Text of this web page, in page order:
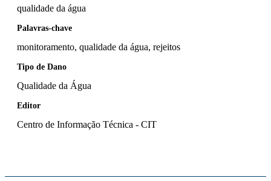
qualidade da água
Palavras-chave
monitoramento, qualidade da água, rejeitos
Tipo de Dano
Qualidade da Água
Editor
Centro de Informação Técnica - CIT